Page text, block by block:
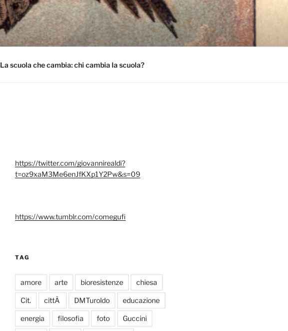
La scuola che cambia: chi cambia la scuola?
https://twitter.com/giovannirealdi?
t=oz9xaM3Me6enJfKXp1Y2Pw&s=09
https://www.tumblr.com/comegufi
TAG
amore arte bioresistenze chiesa
Cit. cittÃ DMTuroldo educazione
energia filosofia foto Guccini